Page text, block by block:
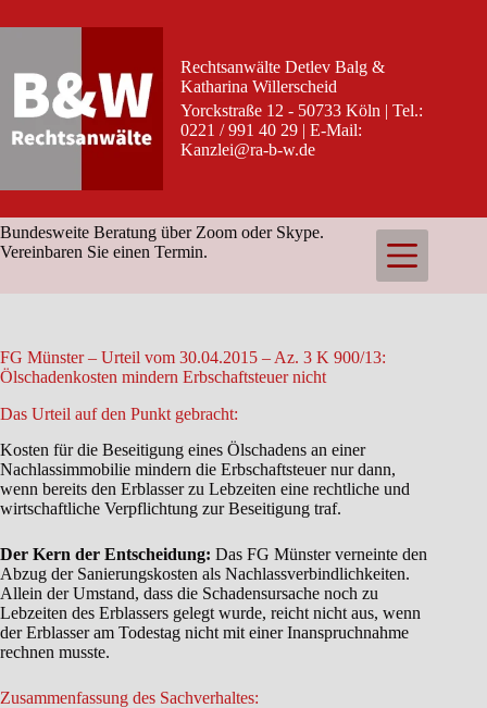
Inhalt
Rechtsanwälte Detlev Balg &
Katharina Willerscheid
Yorckstraße 12 - 50733 Köln | Tel.:
0221 / 991 40 29 | E-Mail:
Kanzlei@ra-b-w.de
Bundesweite Beratung über Zoom oder Skype.
Vereinbaren Sie einen Termin.
FG Münster – Urteil vom 30.04.2015 – Az. 3 K 900/13:
Ölschadenkosten mindern Erbschaftsteuer nicht
Das Urteil auf den Punkt gebracht:
Kosten für die Beseitigung eines Ölschadens an einer
Nachlassimmobilie mindern die Erbschaftsteuer nur dann,
wenn bereits den Erblasser zu Lebzeiten eine rechtliche und
wirtschaftliche Verpflichtung zur Beseitigung traf.
Der Kern der Entscheidung: Das FG Münster verneinte den
Abzug der Sanierungskosten als Nachlassverbindlichkeiten.
Allein der Umstand, dass die Schadensursache noch zu
Lebzeiten des Erblassers gelegt wurde, reicht nicht aus, wenn
der Erblasser am Todestag nicht mit einer Inanspruchnahme
rechnen musste.
Zusammenfassung des Sachverhaltes: